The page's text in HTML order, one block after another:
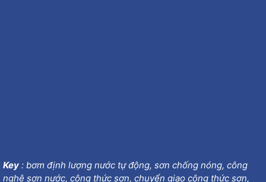
Key : bơm định lượng nước tự động, sơn chống nóng, công
nghệ sơn nước, công thức sơn, chuyển giao công thức sơn,